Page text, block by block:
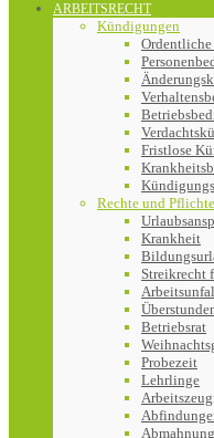
ARBEITSRECHT
Kündigungen
Fristlose
Rechte und
Krankheit
Streikrecht
Betriebsrat
Probezeit
Lehrlinge
Abmahnung